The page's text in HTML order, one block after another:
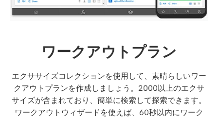
ワークアウトプラン
エクササイズコレクションを使用して、素晴らしいワー
クアウトプランを作成しましょう。2000以上のエクサ
サイズが含まれており、簡単に検索して探索できます。
ワークアウトウィザードを使えば、60秒以内にワーク